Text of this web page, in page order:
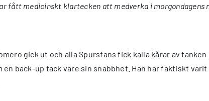
fått medicinskt klartecken att medverka i morgondagens
gick ut och alla Spursfans fick kalla kårar av
en back-up tack vare sin snabbhet. Han har faktiskt